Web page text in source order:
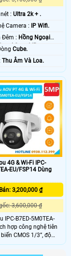
nét :Ultra 2k + .
👍 Công Nghệ Camera :
IP Wifi.
✪ Video Ban Đêm : Hồng Ngoại
Smart IR.
Cube.
Hợp :Thu Âm Và Loa.
4G & Wi-Fi IPC-
EU/FSP14 Dùng
3,200,000 ₫
3,600,000 ₫
IPC-B7ED-5M0TEA-
hợp công nghệ tiên
CMOS 1/3”, độ
ống kính 3.6mm góc